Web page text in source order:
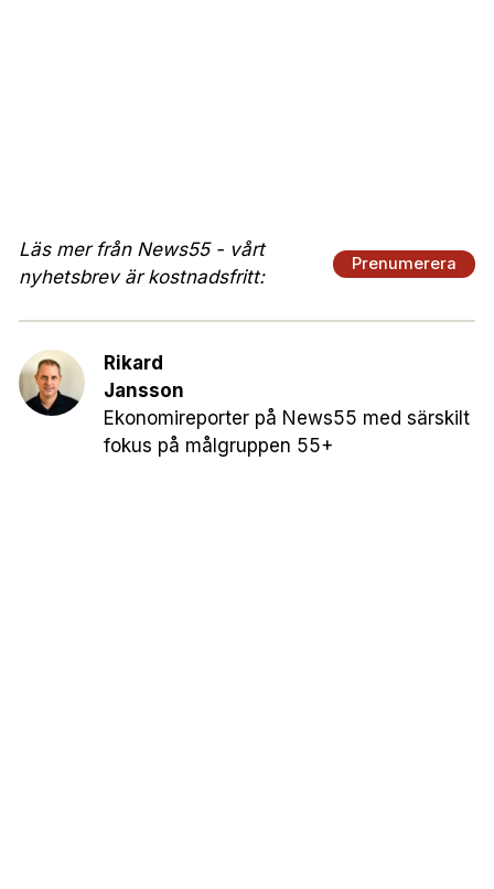
Läs mer från News55 - vårt
nyhetsbrev är kostnadsfritt:
Prenumerera
Rikard
Jansson
Ekonomireporter på News55 med särskilt
fokus på målgruppen 55+